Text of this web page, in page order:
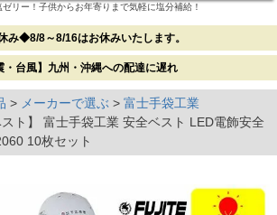
リー！子供からお年寄りまで気軽に塩分補給！
み◆8/8～8/16はお休みいたします。
・台風】九州・沖縄への配達に遅れ
メーカーで選ぶ
富士手袋工業
スト】 富士手袋工業 安全ベスト LED電飾安全
10枚セット